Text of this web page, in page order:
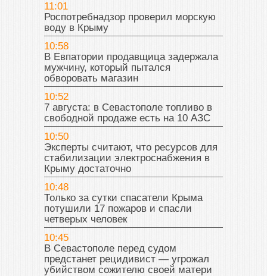
11:01
Роспотребнадзор проверил морскую
воду в Крыму
10:58
В Евпатории продавщица задержала
мужчину, который пытался
обворовать магазин
10:52
7 августа: в Севастополе топливо в
свободной продаже есть на 10 АЗС
10:50
Эксперты считают, что ресурсов для
стабилизации электроснабжения в
Крыму достаточно
10:48
Только за сутки спасатели Крыма
потушили 17 пожаров и спасли
четверых человек
10:45
В Севастополе перед судом
предстанет рецидивист — угрожал
убийством сожителю своей матери